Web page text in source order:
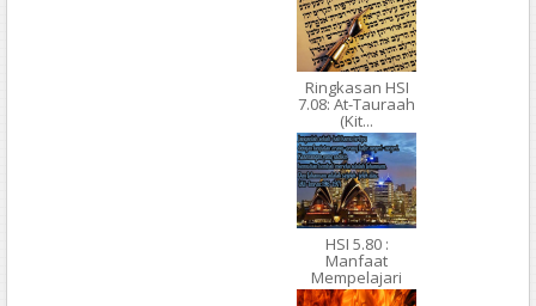
Ringkasan HSI
7.08: At-Tauraah
(Kit...
HSI 5.80 :
Manfaat
Mempelajari
Iman...